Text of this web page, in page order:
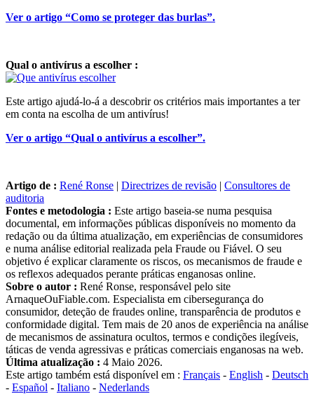
Ver o artigo “Como se proteger das burlas”.
Qual o antivírus a escolher :
Este artigo ajudá-lo-á a descobrir os critérios mais importantes a ter
em conta na escolha de um antivírus!
Ver o artigo “Qual o antivírus a escolher”.
Artigo de : René Ronse | Directrizes de revisão | Consultores de
auditoria
Fontes e metodologia : Este artigo baseia-se numa pesquisa
documental, em informações públicas disponíveis no momento da
redação ou da última atualização, em experiências de consumidores
e numa análise editorial realizada pela Fraude ou Fiável. O seu
objetivo é explicar claramente os riscos, os mecanismos de fraude e
os reflexos adequados perante práticas enganosas online.
Sobre o autor : René Ronse, responsável pelo site
ArnaqueOuFiable.com. Especialista em cibersegurança do
consumidor, deteção de fraudes online, transparência de produtos e
conformidade digital. Tem mais de 20 anos de experiência na análise
de mecanismos de assinatura ocultos, termos e condições ilegíveis,
táticas de venda agressivas e práticas comerciais enganosas na web.
Última atualização : 4 Maio 2026.
Este artigo também está disponível em : Français - English - Deutsch
- Español - Italiano - Nederlands